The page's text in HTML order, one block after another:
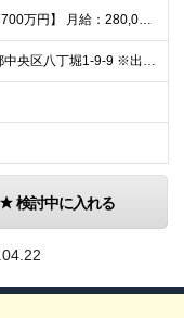
【想定年収：500万円～700万円】 月給：280,000円～430,000円 ◇賞与実績年2回 ◇決算賞与あり ※試用期間3ヶ月（期間中の差異なし） ※残業代全額支給
八重洲オフィス：東京都中央区八丁堀1-9-9 ※出社している社員が多いですが、状況に応じて在宅勤務可 ※就業場所変更の範囲:当社の定めるところ
検討中に入れる